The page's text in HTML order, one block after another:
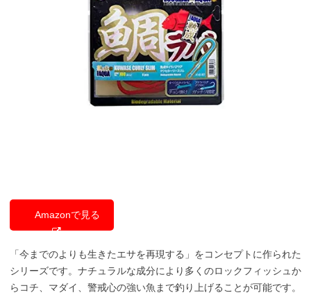
Amazonで見る
「今までのよりも生きたエサを再現する」をコンセプトに作られた
シリーズです。ナチュラルな成分により多くのロックフィッシュか
らコチ、マダイ、警戒心の強い魚まで釣り上げることが可能です。